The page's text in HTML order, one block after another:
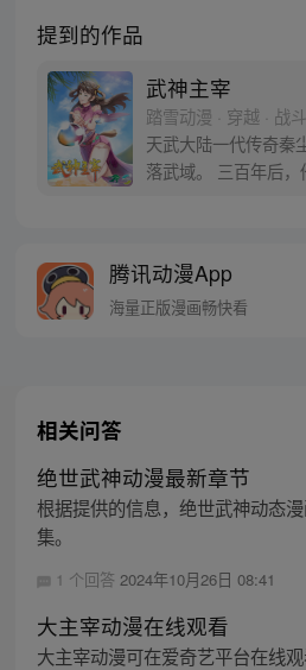
提到的作品
武神主宰
踏雪动漫 · 穿越 · 战斗
天武大陆一代传奇秦
落武域。 三百年后
腾讯动漫App
海量正版漫画畅快看
相关问答
绝世武神动漫最新章节
根据提供的信息，绝世武神动态
集。
1 个回答 2024年10月26日 08:41
大主宰动漫在线观看
大主宰动漫可在爱奇艺平台在线观